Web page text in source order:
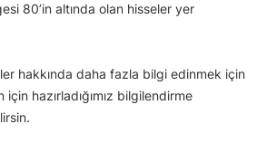
80’in altında olan hisseler yer
hakkında daha fazla bilgi edinmek için
için hazırladığımız bilgilendirme